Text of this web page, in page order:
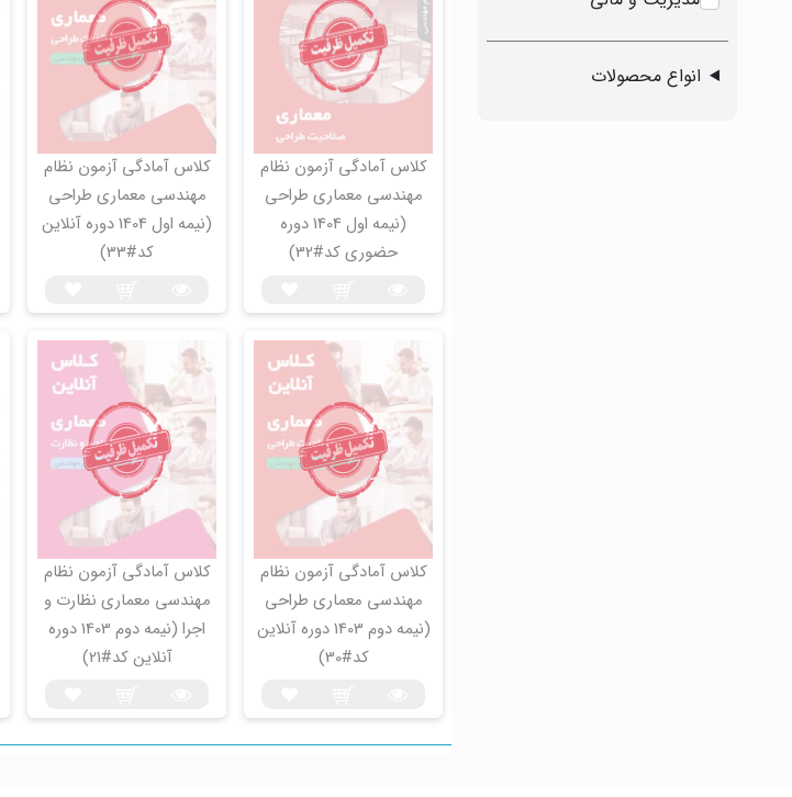
انواع محصولات
کلاس آمادگی آزمون نظام
مهندسی معماری طراحی
(نیمه اول 1404 دوره
حضوری کد#32)
کلاس آمادگی آزمون نظام
مهندسی معماری طراحی
(نیمه اول 1404 دوره آنلاین
کد#33)
کلاس آمادگی آزمون نظام
مهندسی معماری طراحی
(نیمه دوم 1403 دوره آنلاین
کد#30)
کلاس آمادگی آزمون نظام
مهندسی معماری نظارت و
اجرا (نیمه دوم 1403 دوره
آنلاین کد#21)